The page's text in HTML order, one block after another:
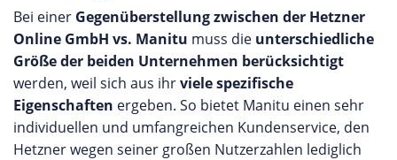
Bei einer Gegenüberstellung zwischen der Hetzner
Online GmbH vs. Manitu muss die unterschiedliche
Größe der beiden Unternehmen berücksichtigt
werden, weil sich aus ihrviele spezifische
Eigenschaften ergeben. So bietet Manitu einen sehr
individuellen und umfangreichen Kundenservice, den
Hetzner wegen seiner großen Nutzerzahlen lediglich